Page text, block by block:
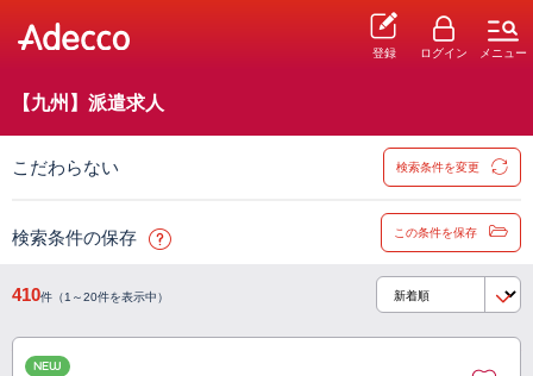
登録 ログイン メニュー
【九州】派遣求人
こだわらない 検索条件を変更
検索条件の保存 この条件を保存
410件（1～20件を表示中）
NEW